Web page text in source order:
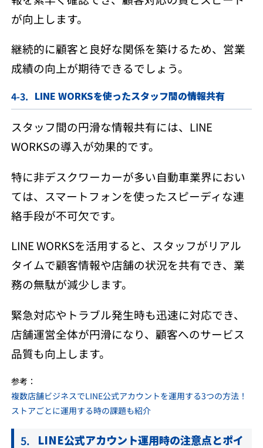
が向上します。
継続的に顧客と良好な関係を築けるため、営業
成績の向上が期待できるでしょう。
LINE WORKSを使ったスタッフ間の情報共有
スタッフ間の円滑な情報共有には、LINE
WORKSの導入が効果的です。
特に非デスクワーカーが多い自動車業界におい
ては、スマートフォンを使ったスピーディな連
絡手段が不可欠です。
LINE WORKSを活用すると、スタッフがリアル
タイムで顧客情報や店舗の状況を共有でき、業
務の無駄が減少します。
緊急対応やトラブル発生時も迅速に対応でき、
店舗運営全体が円滑になり、顧客へのサービス
品質も向上します。
参考：
複数店舗ビジネスでLINE公式アカウントを運用する3つの方法！
ストアごとに運用する時の課題も紹介
LINE公式アカウント運用時の注意点とポイ